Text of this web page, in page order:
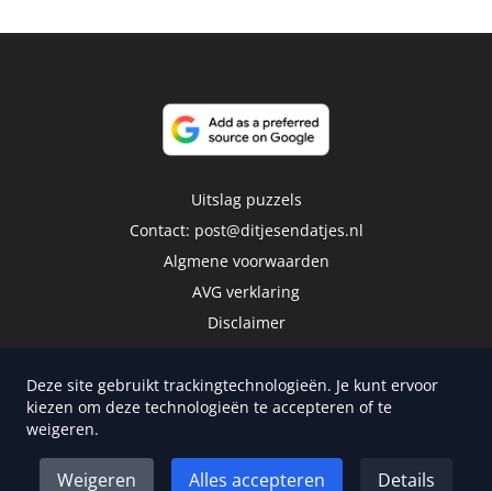
Uitslag puzzels
Contact: post@ditjesendatjes.nl
Algmene voorwaarden
AVG verklaring
Disclaimer
Deze site gebruikt trackingtechnologieën. Je kunt ervoor
kiezen om deze technologieën te accepteren of te
weigeren.
Weigeren Alles accepteren Details